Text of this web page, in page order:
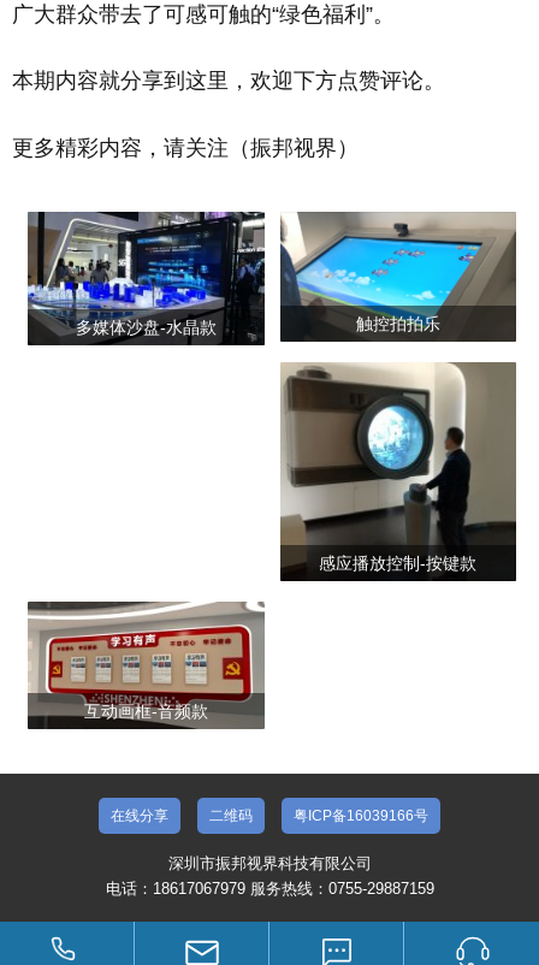
广大群众带去了可感可触的“绿色福利”。
本期内容就分享到这里，欢迎下方点赞评论。
更多精彩内容，请关注（振邦视界）
多媒体沙盘-水晶款 触控拍拍乐
感应播放控制-按键款
互动画框-音频款
在线分享 二维码 粤ICP备16039166号
深圳市振邦视界科技有限公司
电话：18617067979 服务热线：0755-29887159